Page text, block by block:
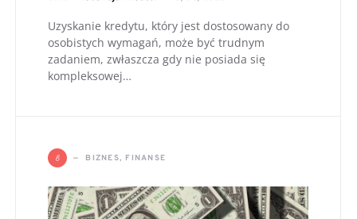
Uzyskanie kredytu, który jest dostosowany do
osobistych wymagań, może być trudnym
zadaniem, zwłaszcza gdy nie posiada się
kompleksowej…
B BIZNES, FINANSE